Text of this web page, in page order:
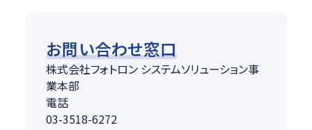
お問い合わせ窓口
株式会社フォトロン システムソリューション事
業本部
電話
03-3518-6272